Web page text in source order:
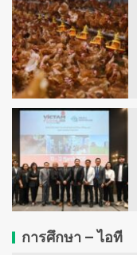
การศึกษา – ไอที